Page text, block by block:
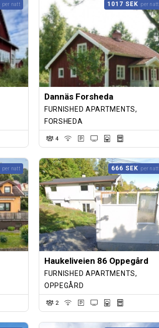
per natt 1017 SEK per natt
Dannäs Forsheda
FURNISHED APARTMENTS,
FORSHEDA
4
per natt 666 SEK per natt
Haukeliveien 86 Oppegård
FURNISHED APARTMENTS,
OPPEGÅRD
2